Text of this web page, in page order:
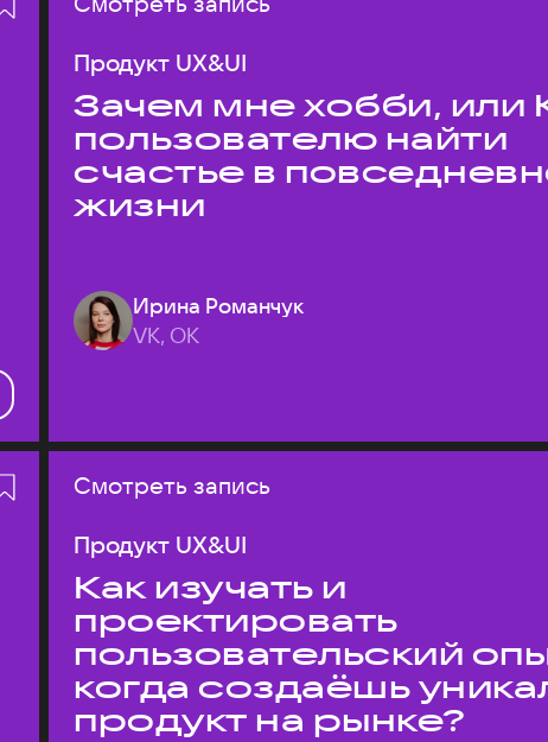
Продукт UX&UI
Зачем мне хобби, или
пользователю найти
счастье в
жизни
Ирина Романчук
VK, ОК
Смотреть запись
Продукт UX&UI
Как изучать и
проектировать
пользовательский
когда создаёшь
продукт на рынке?